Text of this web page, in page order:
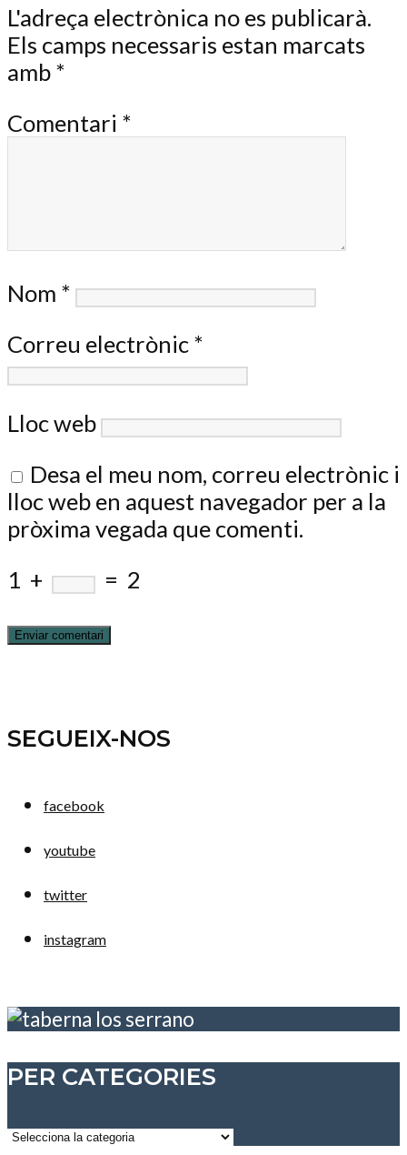
L'adreça electrònica no es publicarà.
Els camps necessaris estan marcats
amb *
Comentari *
Nom *
Correu electrònic *
Lloc web
Desa el meu nom, correu electrònic i
lloc web en aquest navegador per a la
pròxima vegada que comenti.
1 + = 2
SEGUEIX-NOS
facebook
youtube
twitter
instagram
PER CATEGORIES
Per